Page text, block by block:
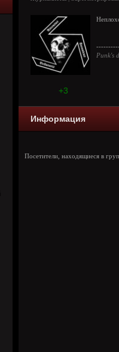
Punk's
+3
Информация
Посетители, находящиеся в